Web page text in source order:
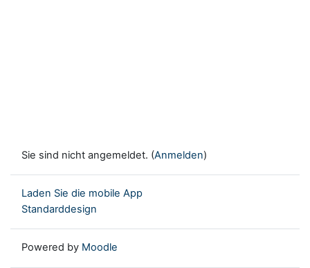
Sie sind nicht angemeldet. (Anmelden)
Laden Sie die mobile App
Standarddesign
Powered by Moodle